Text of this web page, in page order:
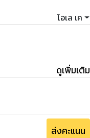
โอเล เค
ดูเพิ่มเติม
ส่งคะแนน